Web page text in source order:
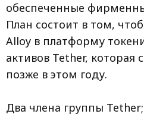
обеспеченные
План состоит в том,
Alloy в платформу
активов Tether, которая
позже в этом году.
Два члена группы